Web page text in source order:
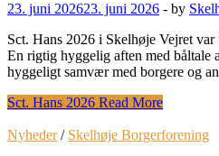
23. juni 202623. juni 2026 - by
Sct. Hans 2026 i Skelhøje Vejret
En rigtig hyggelig aften med
hyggeligt samvær med borgere og
Sct. Hans 2026 Read More
Nyheder/ Skelhøje Borgerforening